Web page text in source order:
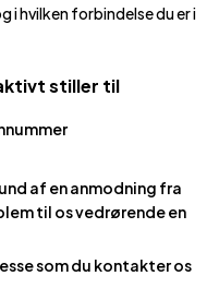
hvilken forbindelse du er i
stiller til
af en anmodning fra
til os vedrørende en
som du kontakter os